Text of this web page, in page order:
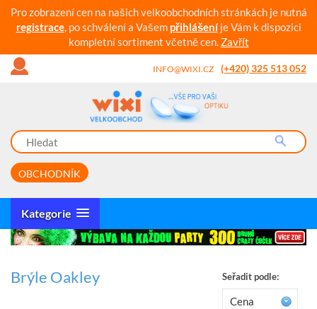
Pro zobrazení cen na našich velkoobchodních stránkách je nutná
registrace, po schválení a Vašem přihlášeníje Vám k dispozici
kompletní sortiment včetně cen. Zavřít
INFO@WIXI.CZ (+420) 325 513 052
OBCHODNÍK
Kategorie
Brýle Oakley Seřadit podle:
Cena